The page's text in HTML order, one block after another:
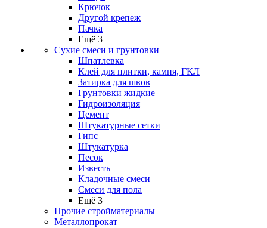
Крючок
Другой крепеж
Пачка
Ещё 3
Сухие смеси и грунтовки
Шпатлевка
Клей для плитки, камня, ГКЛ
Затирка для швов
Грунтовки жидкие
Гидроизоляция
Цемент
Штукатурные сетки
Гипс
Штукатурка
Песок
Известь
Кладочные смеси
Смеси для пола
Ещё 3
Прочие стройматериалы
Металлопрокат